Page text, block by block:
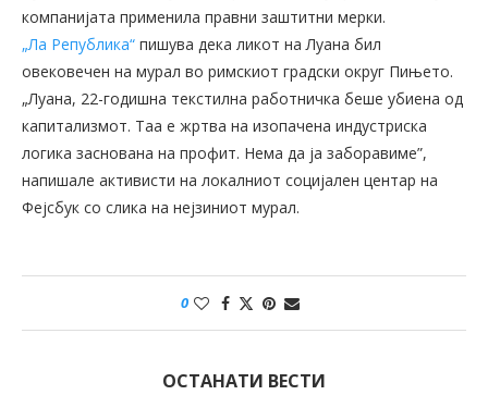
компанијата применила правни заштитни мерки.
„Ла Република“ пишува дека ликот на Луана бил
овековечен на мурал во римскиот градски округ Пињето.
„Луана, 22-годишна текстилна работничка беше убиена од
капитализмот. Таа е жртва на изопачена индустриска
логика заснована на профит. Нема да ја заборавиме”,
напишале активисти на локалниот социјален центар на
Фејсбук со слика на нејзиниот мурал.
0
ОСТАНАТИ ВЕСТИ